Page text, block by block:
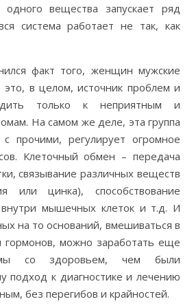
вещества запускает ряд
система работает не так, как
факт того, женщин мужские
в целом, источник проблем и
только к неприятным и
На самом же деле, эта группа
прочими, регулирует огромное
Клеточный обмен – передача
связывание различных веществ
или цинка), способствование
мышечных клеток и т.д. И
на то оснований, вмешиваться в
гормонов, можно заработать еще
со здоровьем, чем были
подход к диагностике и лечению
без перегибов и крайностей.